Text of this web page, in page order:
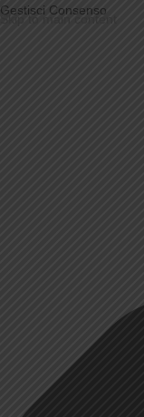
Gestisci Consenso
Skip to main content